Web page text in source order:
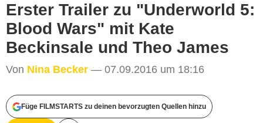
Erster Trailer zu "Underworld 5:
Blood Wars" mit Kate
Beckinsale und Theo James
Von Nina Becker — 07.09.2016 um 18:16
Füge FILMSTARTS zu deinen bevorzugten Quellen hinzu